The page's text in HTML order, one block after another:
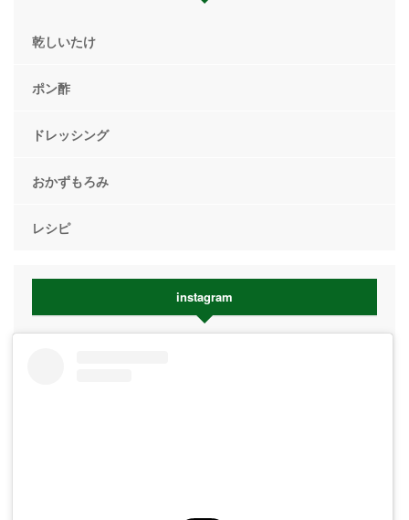
乾しいたけ
ポン酢
ドレッシング
おかずもろみ
レシピ
instagram